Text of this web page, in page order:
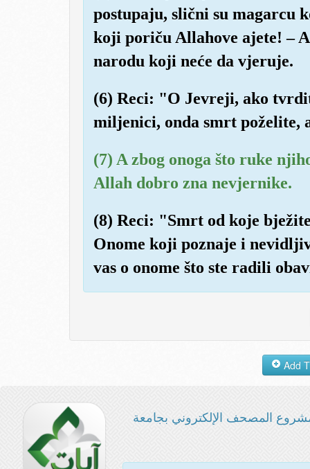
postupaju, slični su magarcu
koji poriču Allahove ajete! –
narodu koji neće da vjeruje.
(6) Reci: "O Jevreji, ako
miljenici, onda smrt poželite,
(7) A zbog onoga što ruke
Allah dobro zna nevjernike.
(8) Reci: "Smrt od koje
Onome koji poznaje i
vas o onome što ste radili
المصحف الإلكتروني بجامعة